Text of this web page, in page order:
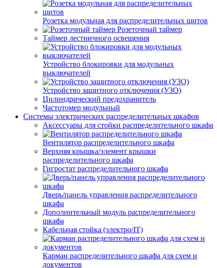
Розетка модульная для распределительных щитов
Розеточный таймер
Таймер лестничного освещения
Устройство блокировки для модульных
выключателей
Устройство защитного отключения (УЗО)
Цилиндрический предохранитель
Частотомер модульный
Системы электрических распределительных шкафов
Аксессуары для стойки распределительного шкафа
Вентилятор распределительного шкафа
Верхняя крышка/элемент крышки
распределительного шкафа
Гигростат распределительного шкафа
Дверь/панель управления распределительного
шкафа
Дополнительный модуль распределительного
шкафа
Кабельная стойка (электро/IT)
Карман распределительного шкафа для схем и
документов